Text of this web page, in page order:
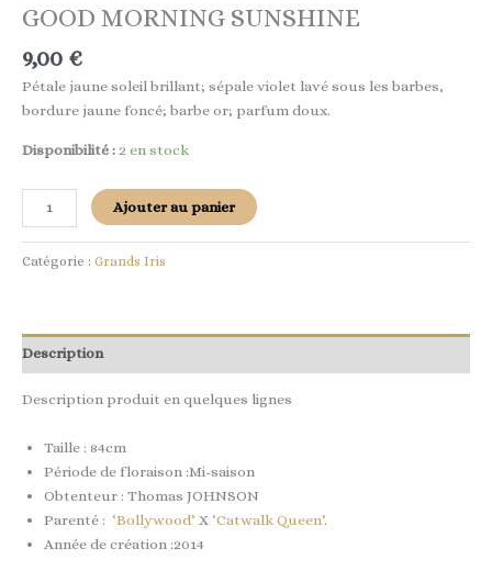
GOOD MORNING SUNSHINE
9,00 €
Pétale jaune soleil brillant; sépale violet lavé sous les barbes,
bordure jaune foncé; barbe or; parfum doux.
Disponibilité : 2 en stock
Ajouter au panier
Catégorie : Grands Iris
Description
Description produit en quelques lignes
Taille : 84cm
Période de floraison :Mi-saison
Obtenteur : Thomas JOHNSON
Parenté : ‘Bollywood’ X ‘Catwalk Queen’.
Année de création :2014